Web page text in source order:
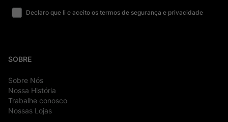
Declaro que li e aceito os termos de segurança e privacidade
SOBRE
Sobre Nós
Nossa História
Trabalhe conosco
Nossas Lojas